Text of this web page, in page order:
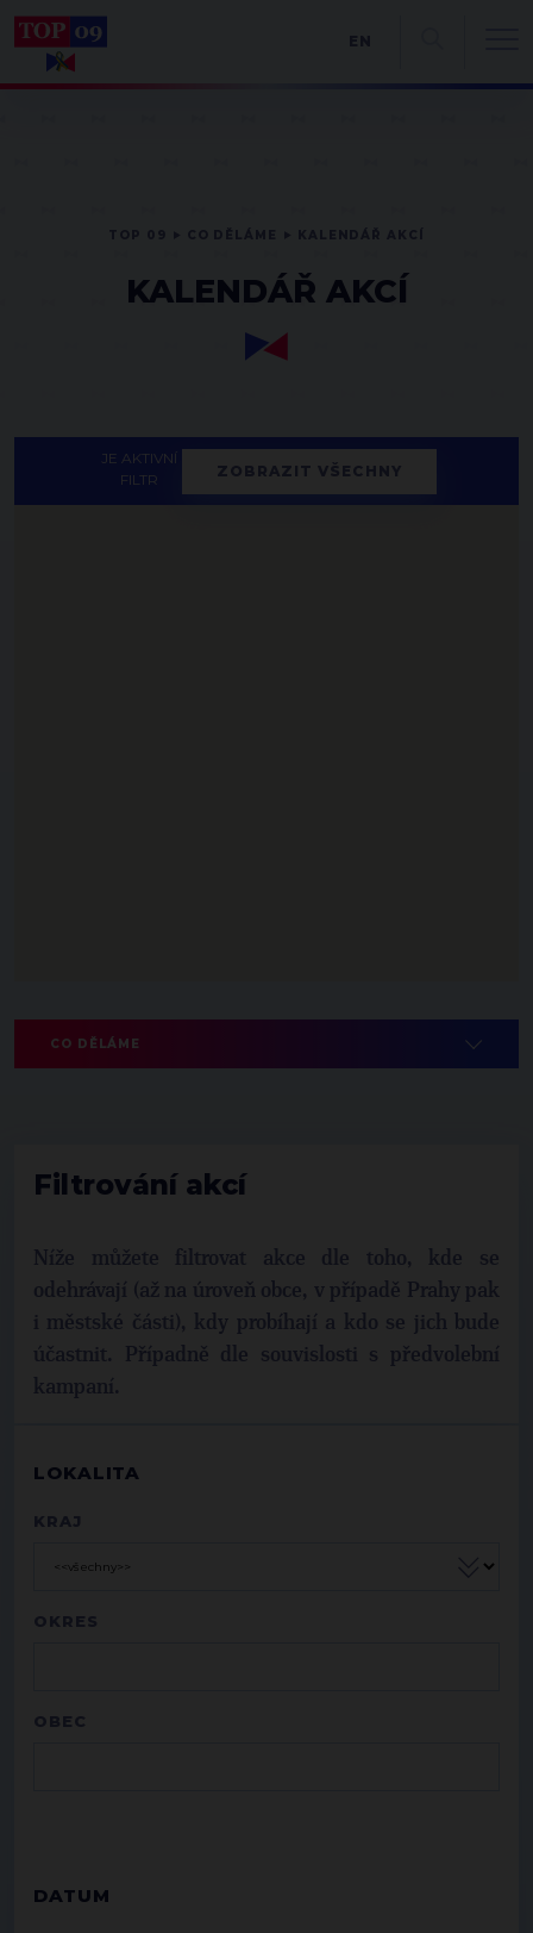
KALENDÁŘ AKCÍ
JE AKTIVNÍ
FILTR
ZOBRAZIT VŠECHNY
CO DĚLÁME
Filtrování akcí
Níže můžete filtrovat akce dle toho, kde se
odehrávají (až na úroveň obce, v případě Prahy pak
i městské části), kdy probíhají a kdo se jich bude
účastnit. Případně dle souvislosti s předvolební
kampaní.
LOKALITA
KRAJ
OKRES
OBEC
DATUM